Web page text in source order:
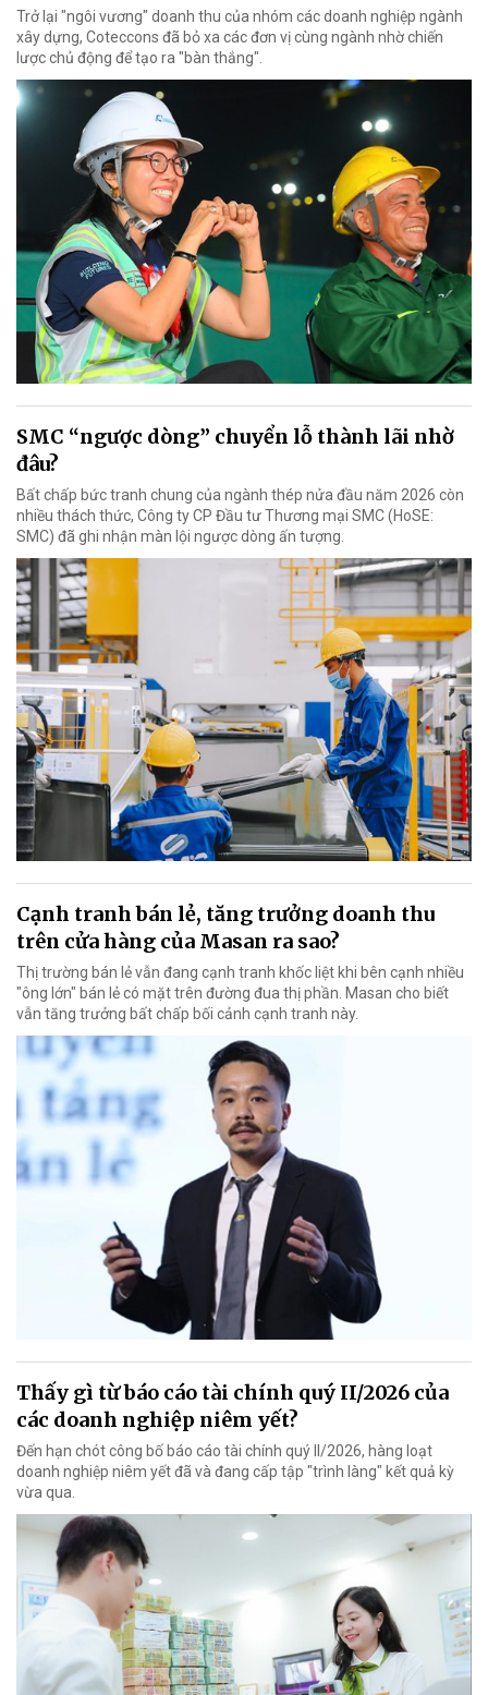
Trở lại "ngôi vương" doanh thu của nhóm các doanh nghiệp ngành
xây dựng, Coteccons đã bỏ xa các đơn vị cùng ngành nhờ chiến
lược chủ động để tạo ra "bàn thắng".
SMC “ngược dòng” chuyển lỗ thành lãi nhờ
đâu?
Bất chấp bức tranh chung của ngành thép nửa đầu năm 2026 còn
nhiều thách thức, Công ty CP Đầu tư Thương mại SMC (HoSE:
SMC) đã ghi nhận màn lội ngược dòng ấn tượng.
Cạnh tranh bán lẻ, tăng trưởng doanh thu
trên cửa hàng của Masan ra sao?
Thị trường bán lẻ vẫn đang cạnh tranh khốc liệt khi bên cạnh nhiều
"ông lớn" bán lẻ có mặt trên đường đua thị phần. Masan cho biết
vẫn tăng trưởng bất chấp bối cảnh cạnh tranh này.
Thấy gì từ báo cáo tài chính quý II/2026 của
các doanh nghiệp niêm yết?
Đến hạn chót công bố báo cáo tài chính quý II/2026, hàng loạt
doanh nghiệp niêm yết đã và đang cấp tập "trình làng" kết quả kỳ
vừa qua.